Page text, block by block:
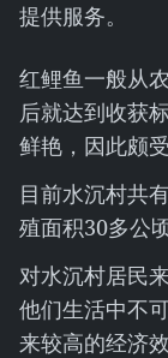
提供服务。
红鲤鱼一般从
后就达到收获
鲜艳，因此颇
目前水沉村共
殖面积30多公
对水沉村居民
他们生活中不
来较高的经济